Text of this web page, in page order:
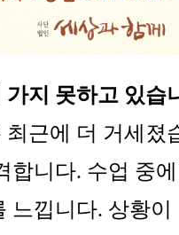
지 못하고 있습
근에 더 거세졌
합니다. 수업 중
느낍니다. 상황